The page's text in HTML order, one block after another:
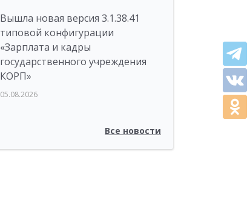
Вышла новая версия 3.1.38.41
типовой конфигурации
«Зарплата и кадры
государственного учреждения
КОРП»
05.08.2026
Все новости